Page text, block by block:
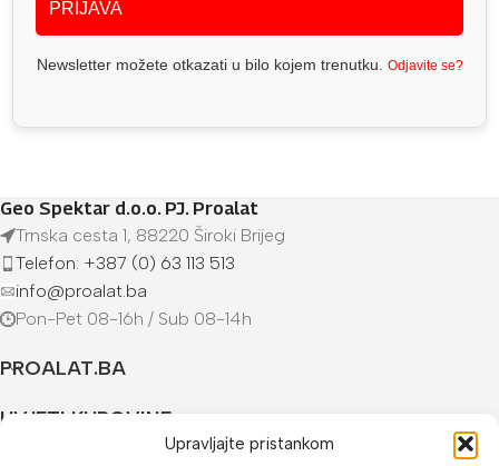
Upravljajte pristankom
PRIJAVA
Newsletter možete otkazati u bilo kojem trenutku. Odjavite se?
Geo Spektar d.o.o. PJ. Proalat
Trnska cesta 1, 88220 Široki Brijeg
Telefon: +387 (0) 63 113 513
info@proalat.ba
Pon-Pet 08-16h / Sub 08-14h
PROALAT.BA
UVJETI KUPOVINE